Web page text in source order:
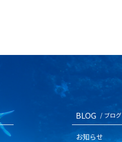
BLOG / ブログ
お知らせ